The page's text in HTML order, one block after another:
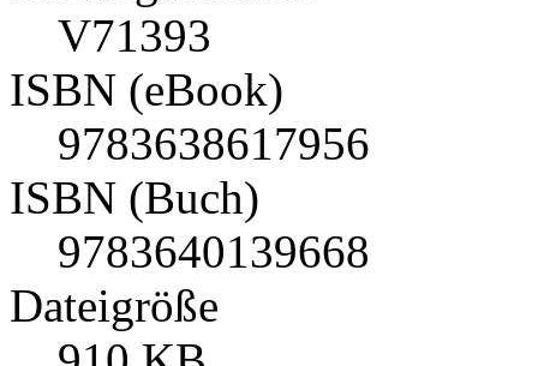
V71393
ISBN (eBook)
9783638617956
ISBN (Buch)
9783640139668
Dateigröße